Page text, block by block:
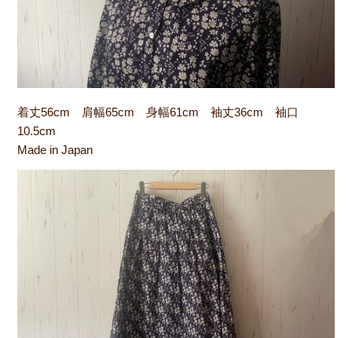
着丈56cm 肩幅65cm 身幅61cm 袖丈36cm 袖口
10.5cm
Made in Japan